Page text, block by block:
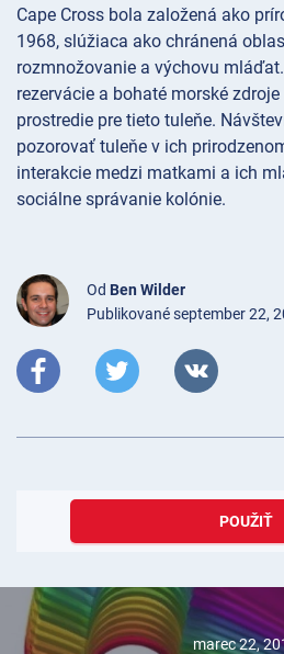
Cape Cross bola založená ako
1968, slúžiaca ako chránená
rozmnožovanie a výchovu
rezervácie a bohaté morské
prostredie pre tieto tuleňe.
pozorovať tuleňe v ich
interakcie medzi matkami a ich
sociálne správanie kolónie.
Od Ben Wilder
Publikované september 22,
POUŽIŤ
marec 22,